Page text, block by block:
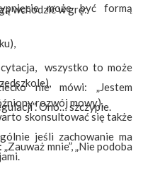
może być formą
wszystko to może
nie mówi: „Jestem
Ono… szczypie.
mnie”, „Nie podoba
wchodzić w grę:
rozwój mowy),
skonsultować się także
jeśli zachowanie ma